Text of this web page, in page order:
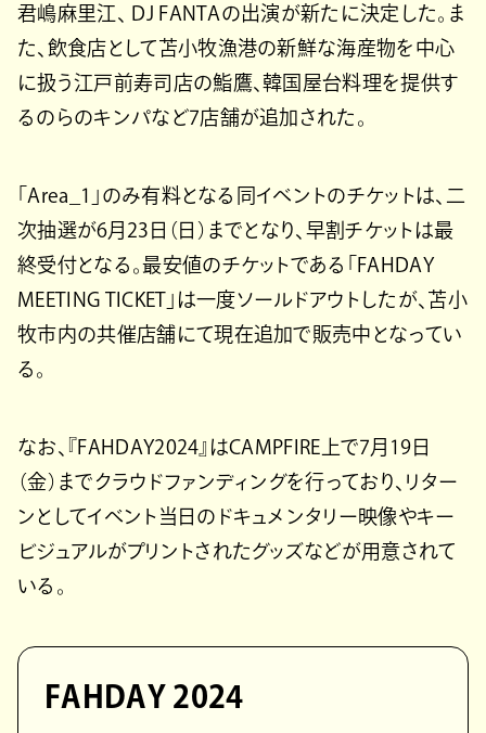
君嶋麻里江、 DJ FANTAの出演が新たに決定した。ま
た、飲食店として苫小牧漁港の新鮮な海産物を中心
に扱う江戸前寿司店の鮨鷹、韓国屋台料理を提供す
るのらのキンパなど7店舗が追加された。
「Area_1」のみ有料となる同イベントのチケットは、二
次抽選が6月23日（日）までとなり、早割チケットは最
終受付となる。最安値のチケットである「FAHDAY
MEETING TICKET」は一度ソールドアウトしたが、苫小
牧市内の共催店舗にて現在追加で販売中となってい
る。
なお、『FAHDAY2024』はCAMPFIRE上で7月19日
（金）までクラウドファンディングを行っており、リター
ンとしてイベント当日のドキュメンタリー映像やキー
ビジュアルがプリントされたグッズなどが用意されて
いる。
FAHDAY 2024